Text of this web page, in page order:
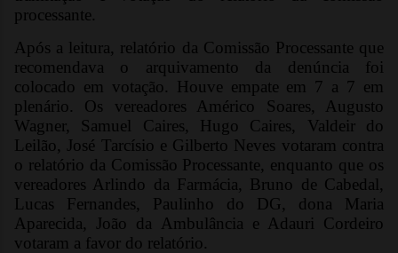
processante.
Após a leitura, relatório da Comissão Processante que
recomendava o arquivamento da denúncia foi
colocado em votação. Houve empate em 7 a 7 em
plenário. Os vereadores Américo Soares, Augusto
Wagner, Samuel Caires, Hugo Caires, Valdeir do
Leilão, José Tarcísio e Gilberto Neves votaram contra
o relatório da Comissão Processante, enquanto que os
vereadores Arlindo da Farmácia, Bruno de Cabedal,
Lucas Fernandes, Paulinho do DG, dona Maria
Aparecida, João da Ambulância e Adauri Cordeiro
votaram a favor do relatório.